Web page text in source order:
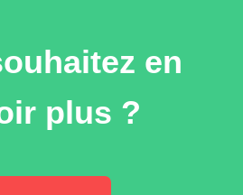
en
plus ?